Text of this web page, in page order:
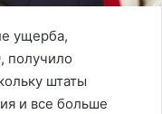
ущерба,
получило
штаты
и все больше